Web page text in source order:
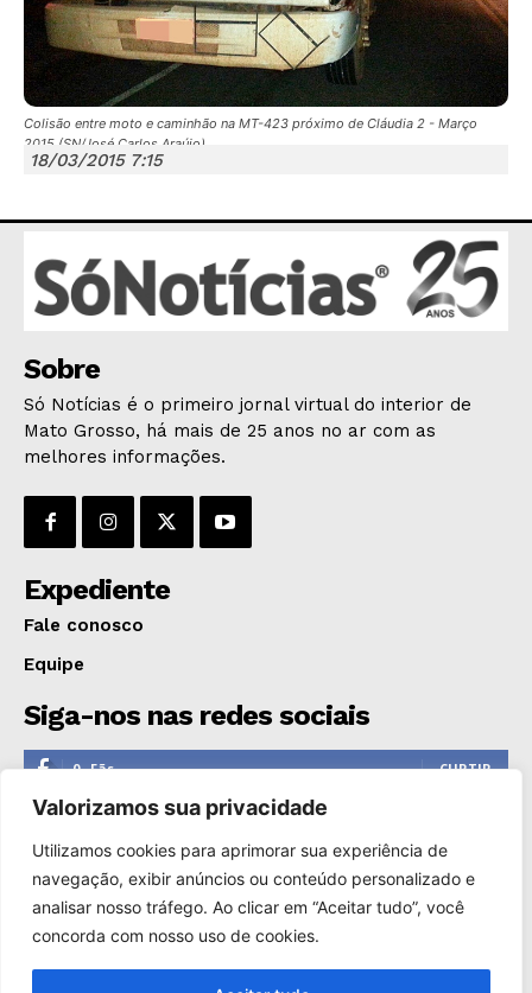
JUNTE-SE NO WHATSAPP
HOME
POLÍTICA
POLÍCIA
ESPORTES
ECONOMIA
OPINIÃO
GERAL
EDUCAÇÃO
AGRONOTÍCIAS
Valorizamos sua privacidade
Utilizamos cookies para aprimorar sua experiência de
navegação, exibir anúncios ou conteúdo personalizado e
analisar nosso tráfego. Ao clicar em “Aceitar tudo”, você
concorda com nosso uso de cookies.
Colisão entre moto e caminhão na MT-423 próximo de Cláudia 2 - Março
2015 (SN/José Carlos Araújo)
18/03/2015 7:15
Sobre
Só Notícias é o primeiro jornal virtual do interior de
Mato Grosso, há mais de 25 anos no ar com as
melhores informações.
Expediente
Fale conosco
Equipe
Siga-nos nas redes sociais
0 Fãs CURTIR
0 Seguidores
0 Inscritos INSCREVER